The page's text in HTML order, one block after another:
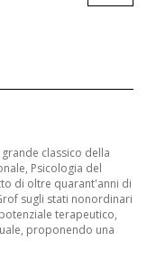
classico della
Psicologia del
di oltre quarant'anni di
sugli stati nonordinari
terapeutico,
proponendo una